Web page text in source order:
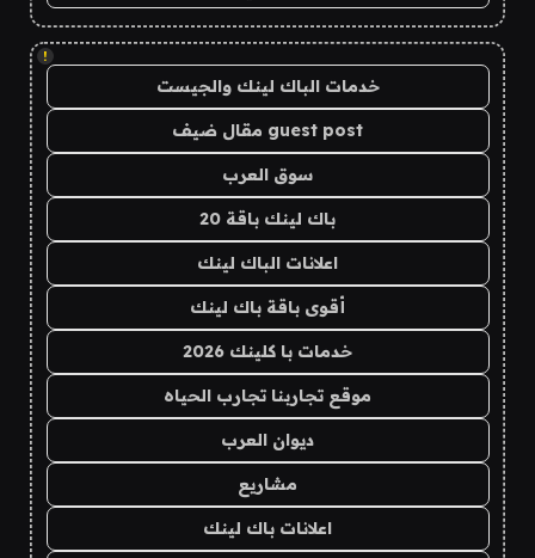
!
خدمات الباك لينك والجيست
guest post مقال ضيف
سوق العرب
باك لينك باقة 20
اعلانات الباك لينك
أقوى باقة باك لينك
خدمات با كلينك 2026
موقع تجاربنا تجارب الحياه
ديوان العرب
مشاريع
اعلانات باك لينك